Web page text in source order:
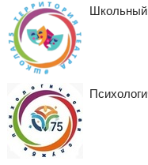
Школьный